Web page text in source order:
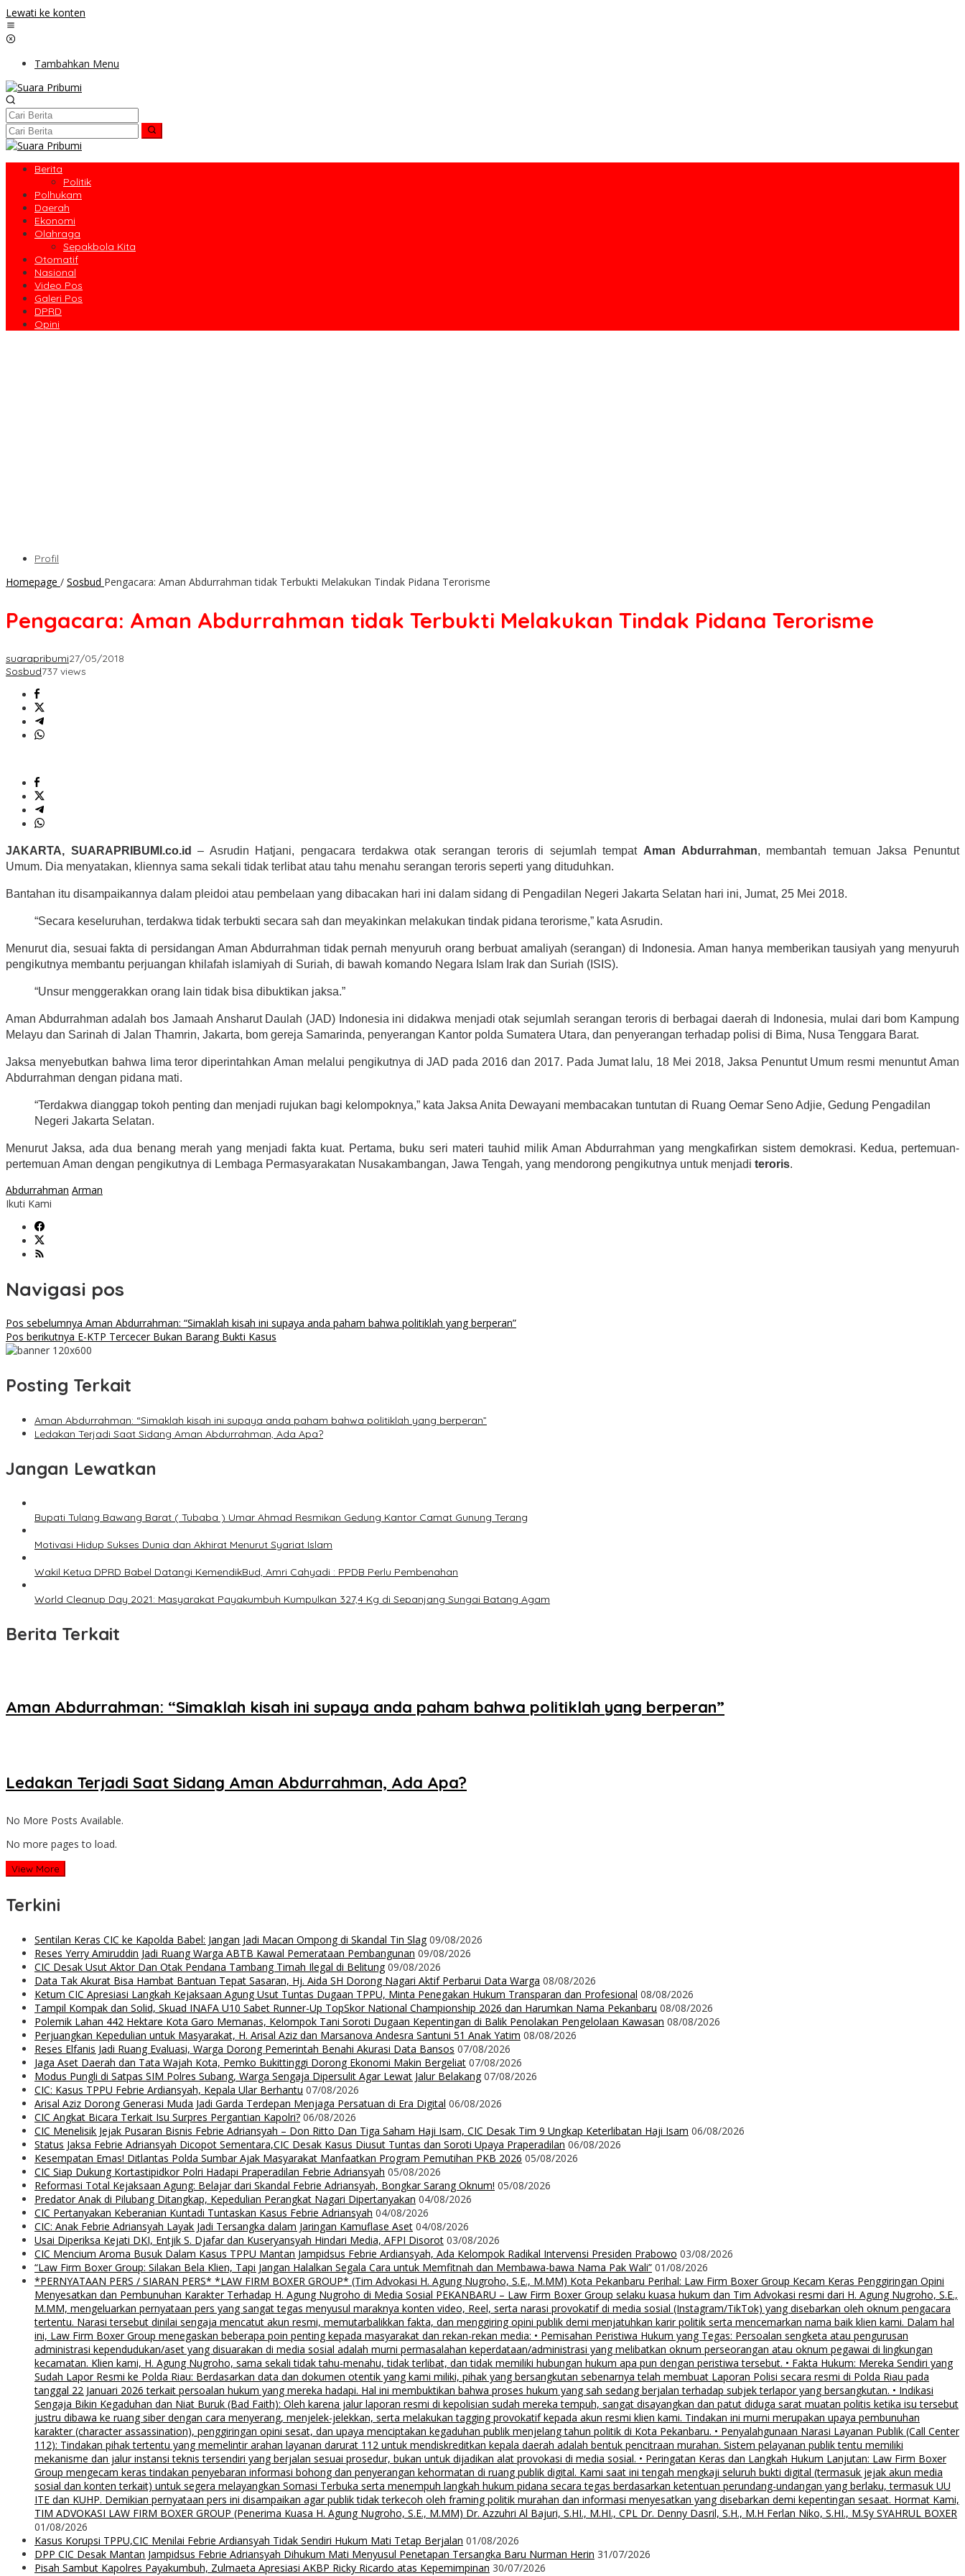
Lewati ke konten
Tambahkan Menu
Berita
Politik
Polhukam
Daerah
Ekonomi
Olahraga
Sepakbola Kita
Otomatif
Nasional
Video Pos
Galeri Pos
DPRD
Opini
Profil
Homepage / Sosbud Pengacara: Aman Abdurrahman tidak Terbukti Melakukan Tindak Pidana Terorisme
Pengacara: Aman Abdurrahman tidak Terbukti Melakukan Tindak Pidana Terorisme
suarapribumi27/05/2018
Sosbud737 views
JAKARTA, SUARAPRIBUMI.co.id – Asrudin Hatjani, pengacara terdakwa otak serangan teroris di sejumlah tempat Aman Abdurrahman, membantah temuan Jaksa Penuntut
Umum. Dia menyatakan, kliennya sama sekali tidak terlibat atau tahu menahu serangan teroris seperti yang dituduhkan.
Bantahan itu disampaikannya dalam pleidoi atau pembelaan yang dibacakan hari ini dalam sidang di Pengadilan Negeri Jakarta Selatan hari ini, Jumat, 25 Mei 2018.
“Secara keseluruhan, terdakwa tidak terbukti secara sah dan meyakinkan melakukan tindak pidana terorisme,” kata Asrudin.
Menurut dia, sesuai fakta di persidangan Aman Abdurrahman tidak pernah menyuruh orang berbuat amaliyah (serangan) di Indonesia. Aman hanya memberikan tausiyah yang menyuruh
pengikutnya membantu perjuangan khilafah islamiyah di Suriah, di bawah komando Negara Islam Irak dan Suriah (ISIS).
“Unsur menggerakkan orang lain tidak bisa dibuktikan jaksa.”
Aman Abdurrahman adalah bos Jamaah Ansharut Daulah (JAD) Indonesia ini didakwa menjadi otak sejumlah serangan teroris di berbagai daerah di Indonesia, mulai dari bom Kampung
Melayu dan Sarinah di Jalan Thamrin, Jakarta, bom gereja Samarinda, penyerangan Kantor polda Sumatera Utara, dan penyerangan terhadap polisi di Bima, Nusa Tenggara Barat.
Jaksa menyebutkan bahwa lima teror diperintahkan Aman melalui pengikutnya di JAD pada 2016 dan 2017. Pada Jumat lalu, 18 Mei 2018, Jaksa Penuntut Umum resmi menuntut Aman
Abdurrahman dengan pidana mati.
“Terdakwa dianggap tokoh penting dan menjadi rujukan bagi kelompoknya,” kata Jaksa Anita Dewayani membacakan tuntutan di Ruang Oemar Seno Adjie, Gedung Pengadilan
Negeri Jakarta Selatan.
Menurut Jaksa, ada dua benang merah yang menjadi fakta kuat. Pertama, buku seri materi tauhid milik Aman Abdurrahman yang mengkafirkan sistem demokrasi. Kedua, pertemuan-
pertemuan Aman dengan pengikutnya di Lembaga Permasyarakatan Nusakambangan, Jawa Tengah, yang mendorong pengikutnya untuk menjadi teroris.
Abdurrahman Arman
Ikuti Kami
Navigasi pos
Pos sebelumnya Aman Abdurrahman: “Simaklah kisah ini supaya anda paham bahwa politiklah yang berperan”
Pos berikutnya E-KTP Tercecer Bukan Barang Bukti Kasus
Posting Terkait
Aman Abdurrahman: “Simaklah kisah ini supaya anda paham bahwa politiklah yang berperan”
Ledakan Terjadi Saat Sidang Aman Abdurrahman, Ada Apa?
Jangan Lewatkan
Bupati Tulang Bawang Barat ( Tubaba ) Umar Ahmad Resmikan Gedung Kantor Camat Gunung Terang
Motivasi Hidup Sukses Dunia dan Akhirat Menurut Syariat Islam
Wakil Ketua DPRD Babel Datangi KemendikBud, Amri Cahyadi : PPDB Perlu Pembenahan
World Cleanup Day 2021: Masyarakat Payakumbuh Kumpulkan 327,4 Kg di Sepanjang Sungai Batang Agam
Berita Terkait
Aman Abdurrahman: “Simaklah kisah ini supaya anda paham bahwa politiklah yang berperan”
Ledakan Terjadi Saat Sidang Aman Abdurrahman, Ada Apa?
No More Posts Available.
No more pages to load.
View More
Terkini
Sentilan Keras CIC ke Kapolda Babel: Jangan Jadi Macan Ompong di Skandal Tin Slag 09/08/2026
Reses Yerry Amiruddin Jadi Ruang Warga ABTB Kawal Pemerataan Pembangunan 09/08/2026
CIC Desak Usut Aktor Dan Otak Pendana Tambang Timah Ilegal di Belitung 09/08/2026
Data Tak Akurat Bisa Hambat Bantuan Tepat Sasaran, Hj. Aida SH Dorong Nagari Aktif Perbarui Data Warga 08/08/2026
Ketum CIC Apresiasi Langkah Kejaksaan Agung Usut Tuntas Dugaan TPPU, Minta Penegakan Hukum Transparan dan Profesional 08/08/2026
Tampil Kompak dan Solid, Skuad INAFA U10 Sabet Runner-Up TopSkor National Championship 2026 dan Harumkan Nama Pekanbaru 08/08/2026
Polemik Lahan 442 Hektare Kota Garo Memanas, Kelompok Tani Soroti Dugaan Kepentingan di Balik Penolakan Pengelolaan Kawasan 08/08/2026
Perjuangkan Kepedulian untuk Masyarakat, H. Arisal Aziz dan Marsanova Andesra Santuni 51 Anak Yatim 08/08/2026
Reses Elfanis Jadi Ruang Evaluasi, Warga Dorong Pemerintah Benahi Akurasi Data Bansos 07/08/2026
Jaga Aset Daerah dan Tata Wajah Kota, Pemko Bukittinggi Dorong Ekonomi Makin Bergeliat 07/08/2026
Modus Pungli di Satpas SIM Polres Subang, Warga Sengaja Dipersulit Agar Lewat Jalur Belakang 07/08/2026
CIC: Kasus TPPU Febrie Ardiansyah, Kepala Ular Berhantu 07/08/2026
Arisal Aziz Dorong Generasi Muda Jadi Garda Terdepan Menjaga Persatuan di Era Digital 06/08/2026
CIC Angkat Bicara Terkait Isu Surpres Pergantian Kapolri? 06/08/2026
CIC Menelisik Jejak Pusaran Bisnis Febrie Adriansyah – Don Ritto Dan Tiga Saham Haji Isam, CIC Desak Tim 9 Ungkap Keterlibatan Haji Isam 06/08/2026
Status Jaksa Febrie Adriansyah Dicopot Sementara,CIC Desak Kasus Diusut Tuntas dan Soroti Upaya Praperadilan 06/08/2026
Kesempatan Emas! Ditlantas Polda Sumbar Ajak Masyarakat Manfaatkan Program Pemutihan PKB 2026 05/08/2026
CIC Siap Dukung Kortastipidkor Polri Hadapi Praperadilan Febrie Adriansyah 05/08/2026
Reformasi Total Kejaksaan Agung: Belajar dari Skandal Febrie Adriansyah, Bongkar Sarang Oknum! 05/08/2026
Predator Anak di Pilubang Ditangkap, Kepedulian Perangkat Nagari Dipertanyakan 04/08/2026
CIC Pertanyakan Keberanian Kuntadi Tuntaskan Kasus Febrie Adriansyah 04/08/2026
CIC: Anak Febrie Adriansyah Layak Jadi Tersangka dalam Jaringan Kamuflase Aset 04/08/2026
Usai Diperiksa Kejati DKI, Entjik S. Djafar dan Kuseryansyah Hindari Media, AFPI Disorot 03/08/2026
CIC Mencium Aroma Busuk Dalam Kasus TPPU Mantan Jampidsus Febrie Ardiansyah, Ada Kelompok Radikal Intervensi Presiden Prabowo 03/08/2026
“Law Firm Boxer Group: Silakan Bela Klien, Tapi Jangan Halalkan Segala Cara untuk Memfitnah dan Membawa-bawa Nama Pak Wali” 01/08/2026
*PERNYATAAN PERS / SIARAN PERS* *LAW FIRM BOXER GROUP* (Tim Advokasi H. Agung Nugroho, S.E., M.MM) Kota Pekanbaru Perihal: Law Firm Boxer Group Kecam Keras Penggiringan Opini
Menyesatkan dan Pembunuhan Karakter Terhadap H. Agung Nugroho di Media Sosial PEKANBARU – Law Firm Boxer Group selaku kuasa hukum dan Tim Advokasi resmi dari H. Agung Nugroho, S.E.,
M.MM, mengeluarkan pernyataan pers yang sangat tegas menyusul maraknya konten video, Reel, serta narasi provokatif di media sosial (Instagram/TikTok) yang disebarkan oleh oknum pengacara
tertentu. Narasi tersebut dinilai sengaja mencatut akun resmi, memutarbalikkan fakta, dan menggiring opini publik demi menjatuhkan karir politik serta mencemarkan nama baik klien kami. Dalam hal
ini, Law Firm Boxer Group menegaskan beberapa poin penting kepada masyarakat dan rekan-rekan media: • Pemisahan Peristiwa Hukum yang Tegas: Persoalan sengketa atau pengurusan
administrasi kependudukan/aset yang disuarakan di media sosial adalah murni permasalahan keperdataan/administrasi yang melibatkan oknum perseorangan atau oknum pegawai di lingkungan
kecamatan. Klien kami, H. Agung Nugroho, sama sekali tidak tahu-menahu, tidak terlibat, dan tidak memiliki hubungan hukum apa pun dengan peristiwa tersebut. • Fakta Hukum: Mereka Sendiri yang
Sudah Lapor Resmi ke Polda Riau: Berdasarkan data dan dokumen otentik yang kami miliki, pihak yang bersangkutan sebenarnya telah membuat Laporan Polisi secara resmi di Polda Riau pada
tanggal 22 Januari 2026 terkait persoalan hukum yang mereka hadapi. Hal ini membuktikan bahwa proses hukum yang sah sedang berjalan terhadap subjek terlapor yang bersangkutan. • Indikasi
Sengaja Bikin Kegaduhan dan Niat Buruk (Bad Faith): Oleh karena jalur laporan resmi di kepolisian sudah mereka tempuh, sangat disayangkan dan patut diduga sarat muatan politis ketika isu tersebut
justru dibawa ke ruang siber dengan cara menyerang, menjelek-jelekkan, serta melakukan tagging provokatif kepada akun resmi klien kami. Tindakan ini murni merupakan upaya pembunuhan
karakter (character assassination), penggiringan opini sesat, dan upaya menciptakan kegaduhan publik menjelang tahun politik di Kota Pekanbaru. • Penyalahgunaan Narasi Layanan Publik (Call Center
112): Tindakan pihak tertentu yang memelintir arahan layanan darurat 112 untuk mendiskreditkan kepala daerah adalah bentuk pencitraan murahan. Sistem pelayanan publik tentu memiliki
mekanisme dan jalur instansi teknis tersendiri yang berjalan sesuai prosedur, bukan untuk dijadikan alat provokasi di media sosial. • Peringatan Keras dan Langkah Hukum Lanjutan: Law Firm Boxer
Group mengecam keras tindakan penyebaran informasi bohong dan penyerangan kehormatan di ruang publik digital. Kami saat ini tengah mengkaji seluruh bukti digital (termasuk jejak akun media
sosial dan konten terkait) untuk segera melayangkan Somasi Terbuka serta menempuh langkah hukum pidana secara tegas berdasarkan ketentuan perundang-undangan yang berlaku, termasuk UU
ITE dan KUHP. Demikian pernyataan pers ini disampaikan agar publik tidak terkecoh oleh framing politik murahan dan informasi menyesatkan yang disebarkan demi kepentingan sesaat. Hormat Kami,
TIM ADVOKASI LAW FIRM BOXER GROUP (Penerima Kuasa H. Agung Nugroho, S.E., M.MM) Dr. Azzuhri Al Bajuri, S.HI., M.HI., CPL Dr. Denny Dasril, S.H., M.H Ferlan Niko, S.HI., M.Sy SYAHRUL BOXER
01/08/2026
Kasus Korupsi TPPU,CIC Menilai Febrie Ardiansyah Tidak Sendiri Hukum Mati Tetap Berjalan 01/08/2026
DPP CIC Desak Mantan Jampidsus Febrie Adriansyah Dihukum Mati Menyusul Penetapan Tersangka Baru Nurman Herin 31/07/2026
Pisah Sambut Kapolres Payakumbuh, Zulmaeta Apresiasi AKBP Ricky Ricardo atas Kepemimpinan 30/07/2026